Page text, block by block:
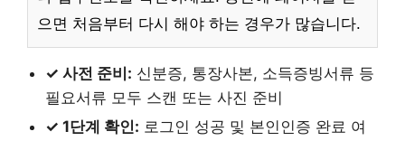
으면 처음부터 다시 해야 하는 경우가 많습니다.
✓ 사전 준비: 신분증, 통장사본, 소득증빙서류 등
필요서류 모두 스캔 또는 사진 준비
✓ 1단계 확인: 로그인 성공 및 본인인증 완료 여